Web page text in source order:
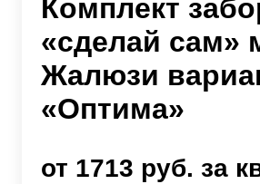
Комплект
«сделай сам»
Жалюзи
«Оптима»
от 1713 руб. за